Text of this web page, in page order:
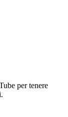
per tenere